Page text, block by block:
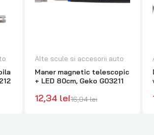
Alte scule si accesorii auto
Maner magnetic telescopic
+ LED 80cm, Geko G03211
12,34 lei16,04 lei